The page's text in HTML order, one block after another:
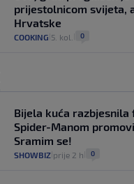
prijestolnicom svijeta,
Hrvatske
COOKING 5. kol. 0
Bijela kuća razbjesnila
Spider-Manom
Sramim se!
SHOWBIZ prije 2 h 0